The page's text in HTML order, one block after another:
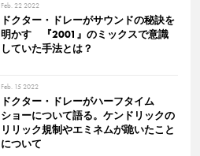
Feb. 22 2022
ドクター・ドレーがサウンドの秘訣を
明かす 『2001』のミックスで意識
していた手法とは？
Feb. 15 2022
ドクター・ドレーがハーフタイム
ショーについて語る。ケンドリックの
リリック規制やエミネムが跪いたこと
について